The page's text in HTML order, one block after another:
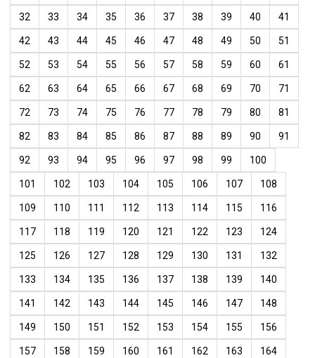
32 33 34 35 36 37 38 39 40 41
42 43 44 45 46 47 48 49 50 51
52 53 54 55 56 57 58 59 60 61
62 63 64 65 66 67 68 69 70 71
72 73 74 75 76 77 78 79 80 81
82 83 84 85 86 87 88 89 90 91
92 93 94 95 96 97 98 99 100
101 102 103 104 105 106 107 108
109 110 111 112 113 114 115 116
117 118 119 120 121 122 123 124
125 126 127 128 129 130 131 132
133 134 135 136 137 138 139 140
141 142 143 144 145 146 147 148
149 150 151 152 153 154 155 156
157 158 159 160 161 162 163 164